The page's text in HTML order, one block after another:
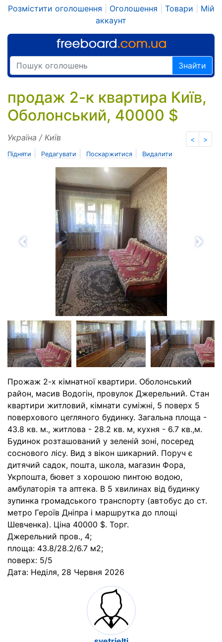
Розмістити оголошення Оголошення Товари
Мій
аккаунт
Знайти
продаж 2-к квартира Київ,
Оболонський, 40000 $
< >
Україна / Київ
Підняти Редагувати Поскаржитися Видалити
Назад
Прожаж 2-х кімнатної квартири. Оболонський
район, масив Водогін, провулок Джерельний. Стан
квартири житловий, кімнати суміжні, 5 поверх 5
поверхового цегляного будинку. Загальна площа -
43.8 кв. м., житлова - 28.2 кв. м, кухня - 6.7 кв.,м.
Будинок розташований у зеленій зоні, посеред
соснового лісу. Вид з вікон шикарний. Поруч є
дитячий садок, пошта, школа, магазин Фора,
Укрпошта, бювет з хорошою пинтою водою,
амбулаторія та аптека. В 5 хвилинах від будинку
зупинка громадського транспорту (автобус до ст.
метро Героїв Дніпра і маршрутка до площі
Шевченка). Ціна 40000 $. Торг.
Джерельний пров., 4;
площа: 43.8/28.2/6.7 м2;
поверх: 5/5
Дата: Неділя, 28 Червня 2026